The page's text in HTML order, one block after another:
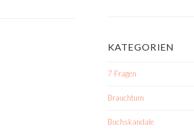
KATEGORIEN
7 Fragen
Brauchtum
Buchskandale